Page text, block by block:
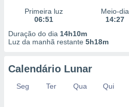
Primeira luz
06:51
Meio-dia
14:27
Duração do dia 14h10m
Luz da manhã restante 5h18m
Calendário Lunar
Seg Ter Qua Qui